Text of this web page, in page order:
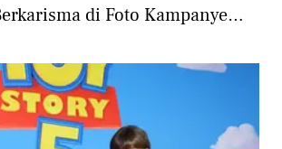
di Foto Kampanye